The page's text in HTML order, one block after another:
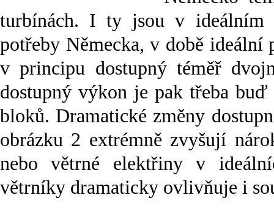
turbínách. I ty jsou v ideálním
potřeby Německa, v době
v principu dostupný téměř
dostupný výkon je pak třeba
bloků. Dramatické změny
obrázku 2 extrémně zvyšují
nebo větrné elektřiny v
větrníky dramaticky ovlivňuje i